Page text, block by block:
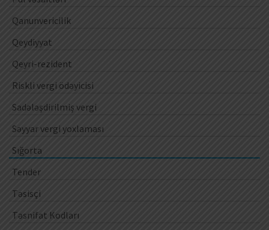
Qanunvericilik
Qeydiyyat
Qeyri-rezident
Riskli vergi ödəyicisi
Sadələşdirilmiş vergi
Səyyar vergi yoxlaması
Sığorta
Tender
Təsisçi
Təsnifat Kodları